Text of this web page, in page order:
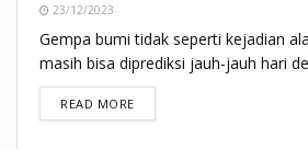
23/12/2023
Gempa bumi tidak seperti kejadian
masih bisa diprediksi jauh-jauh hari
READ MOREDETAILS